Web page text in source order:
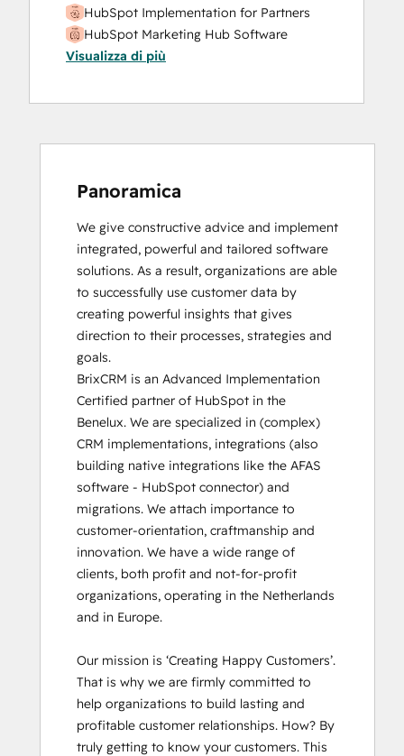
HubSpot Implementation for Partners
HubSpot Marketing Hub Software
Certification
HubSpot Sales Hub Software
HubSpot Sales Software
Inbound
Inbound Sales
Revenue Operations
Sales Enablement
Service Hub Software
Visualizza di più
Panoramica
We give constructive advice and implement
integrated, powerful and tailored software
solutions. As a result, organizations are able
to successfully use customer data by
creating powerful insights that gives
direction to their processes, strategies and
goals.
BrixCRM is an Advanced Implementation
Certified partner of HubSpot in the
Benelux. We are specialized in (complex)
CRM implementations, integrations (also
building native integrations like the AFAS
software - HubSpot connector) and
migrations. We attach importance to
customer-orientation, craftmanship and
innovation. We have a wide range of
clients, both profit and not-for-profit
organizations, operating in the Netherlands
and in Europe.
Our mission is ‘Creating Happy Customers’.
That is why we are firmly committed to
help organizations to build lasting and
profitable customer relationships. How? By
truly getting to know your customers. This